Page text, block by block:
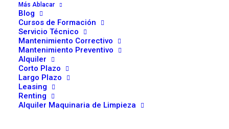
Más Ablacar
Blog
Cursos de Formación
Servicio Técnico
Mantenimiento Correctivo
Mantenimiento Preventivo
Alquiler
Corto Plazo
Largo Plazo
Leasing
Renting
Alquiler Maquinaria de Limpieza
Sistemas BFS de relleno automático
Baterías PzS y PzB
Carretillas elevadoras y maquinaria industrial
Talleres de mantenimiento
Aviso importante
El largo del flotador varía según el tipo de elemento de la batería,
para saber el que lleva: mirar la parte inferior del flotador, medir el